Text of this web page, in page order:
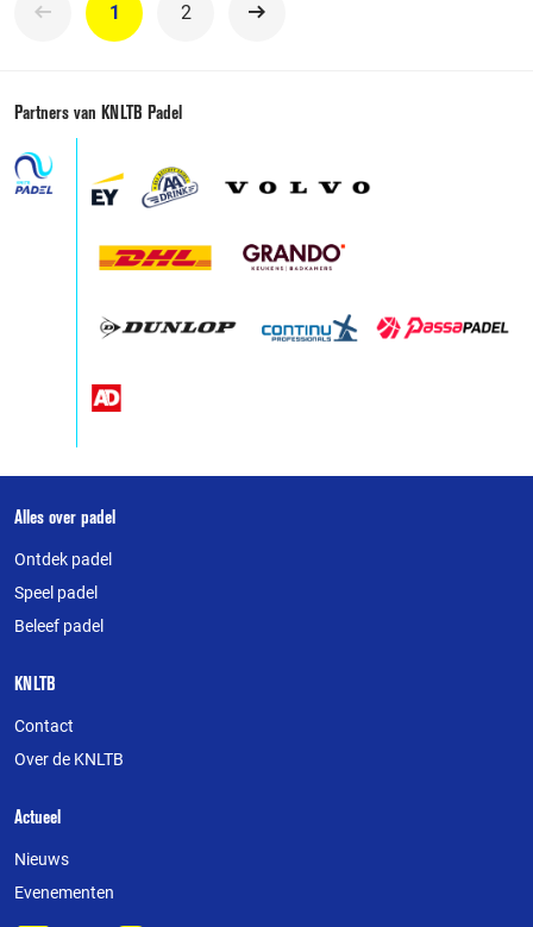
1 2
Volgende
Partners van KNLTB Padel
Over
deze
website
Alles over padel
Ontdek padel
Speel padel
Beleef padel
KNLTB
Contact
Over de KNLTB
Actueel
Nieuws
Evenementen